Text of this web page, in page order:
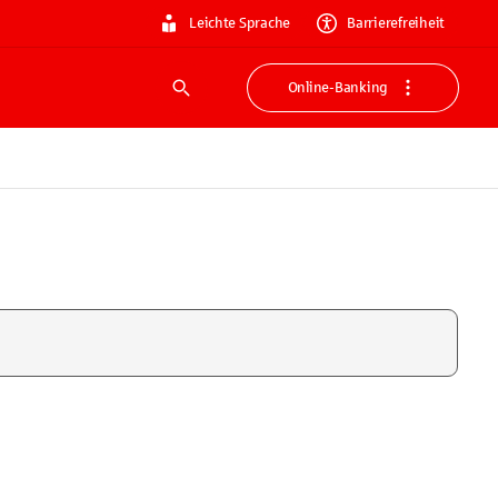
Leichte Sprache Barrierefreiheit
Suche
Online-Banking